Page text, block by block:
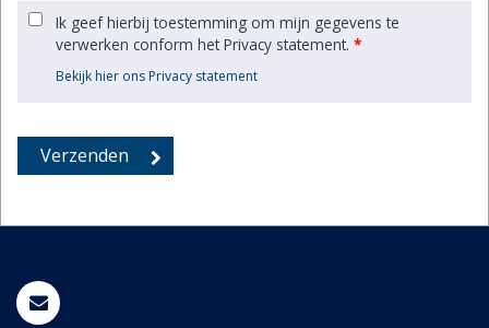
Ik geef hierbij toestemming om mijn gegevens te
verwerken conform het Privacy statement. *
Bekijk hier ons Privacy statement